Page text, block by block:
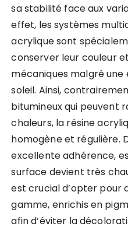
sa stabilité face aux
effet, les systèmes
acrylique sont
conserver leur couleur
mécaniques malgré
soleil. Ainsi,
bitumineux qui peuvent
chaleurs, la résine
homogène et régulière.
excellente adhérence,
surface devient très
est crucial d’opter pour
gamme, enrichis en
afin d’éviter la